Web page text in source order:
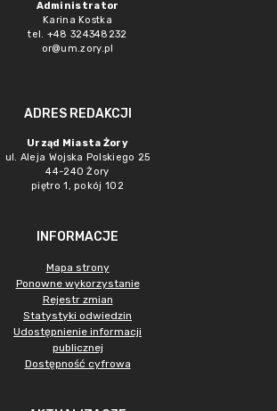
Administrator
Karina Kostka
tel. +48 324348232
or@um.zory.pl
ADRES REDAKCJI
Urząd Miasta Żory
ul. Aleja Wojska Polskiego 25
44-240 Żory
piętro 1, pokój 102
INFORMACJE
Mapa strony
Ponowne wykorzystanie
Rejestr zmian
Statystyki odwiedzin
Udostępnienie informacji
publicznej
Dostępność cyfrowa